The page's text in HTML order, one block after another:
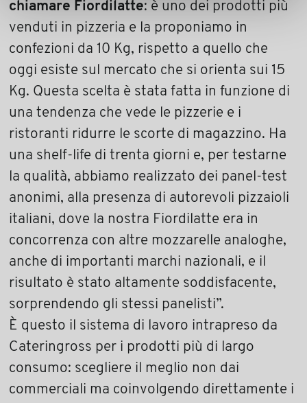
chiamare Fiordilatte: è uno dei prodotti più
venduti in pizzeria e la proponiamo in
confezioni da 10 Kg, rispetto a quello che
oggi esiste sul mercato che si orienta sui 15
Kg. Questa scelta è stata fatta in funzione di
una tendenza che vede le pizzerie e i
ristoranti ridurre le scorte di magazzino. Ha
una shelf-life di trenta giorni e, per testarne
la qualità, abbiamo realizzato dei panel-test
anonimi, alla presenza di autorevoli pizzaioli
italiani, dove la nostra Fiordilatte era in
concorrenza con altre mozzarelle analoghe,
anche di importanti marchi nazionali, e il
risultato è stato altamente soddisfacente,
sorprendendo gli stessi panelisti”.
È questo il sistema di lavoro intrapreso da
Cateringross per i prodotti più di largo
consumo: scegliere il meglio non dai
commerciali ma coinvolgendo direttamente i